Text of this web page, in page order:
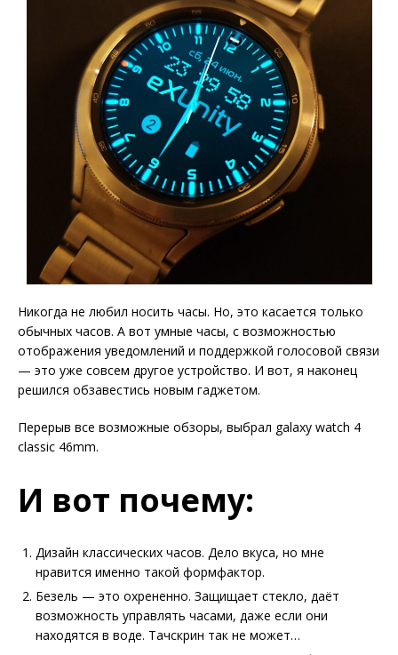
Никогда не любил носить часы. Но, это касается только
обычных часов. А вот умные часы, с возможностью
отображения уведомлений и поддержкой голосовой связи
— это уже совсем другое устройство. И вот, я наконец
решился обзавестись новым гаджетом.
Перерыв все возможные обзоры, выбрал galaxy watch 4
classic 46mm.
И вот почему:
Дизайн классических часов. Дело вкуса, но мне
нравится именно такой формфактор.
Безель — это охрененно. Защищает стекло, даёт
возможность управлять часами, даже если они
находятся в воде. Тачскрин так не может…